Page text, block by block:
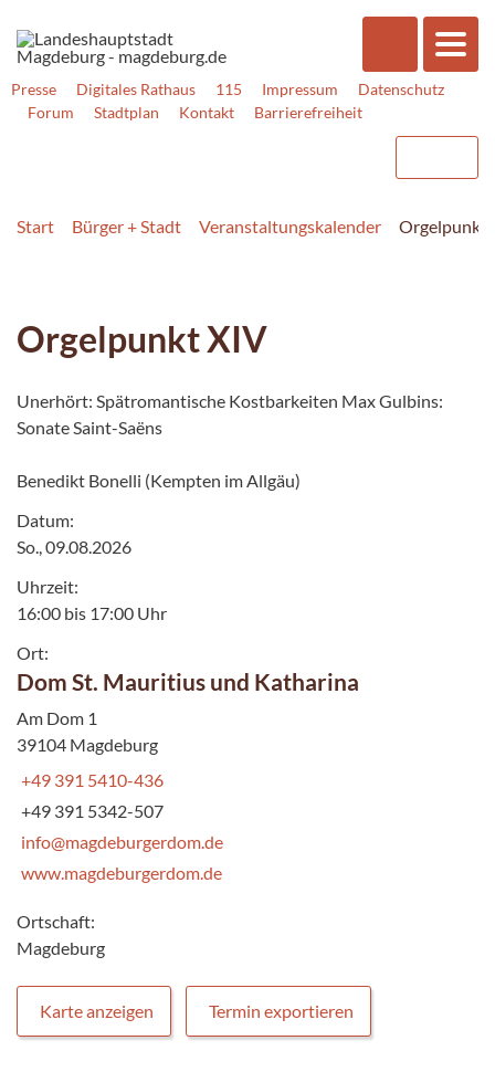
Presse Digitales Rathaus 115 Impressum
Datenschutz
Forum
Stadtplan Kontakt Barrierefreiheit
Start Bürger + Stadt Veranstaltungskalender Orgelpunkt
Orgelpunkt XIV
Unerhört: Spätromantische Kostbarkeiten Max Gulbins:
Sonate Saint-Saëns
Benedikt Bonelli (Kempten im Allgäu)
Datum:
So., 09.08.2026
Uhrzeit:
16:00 bis 17:00 Uhr
Ort:
Dom St. Mauritius und Katharina
Am Dom 1
39104 Magdeburg
+49 391 5410-436
+49 391 5342-507
info@magdeburgerdom.de
www.magdeburgerdom.de
Ortschaft:
Magdeburg
Karte anzeigen Termin exportieren